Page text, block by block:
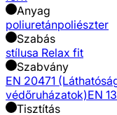
Anyag
poliuretánpoliészter
Szabás
stílusa Relax fit
Szabvány
EN 20471
védőruházatok)EN
Tisztítás